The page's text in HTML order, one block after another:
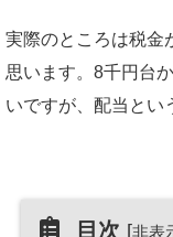
実際のところは税金
思います。8千円台
いですが、配当とい
目次 [非表